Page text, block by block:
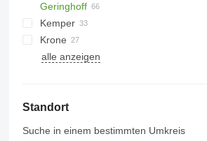
2388
4408
4412
Corio
Jaguar
Orbis
Sunspeed
Kaiman
Rock
S978
SL
MHS
L-series
Geringhoff
HORIZON
PCA
PCA 600
RD
608
C-series
Kemper
Champion
KMS
Krone
EasyCollect
MDD-200
CX
Drago GT
OptiCorn
8244
Corn Champion
alle anzeigen
Standort
Suche in einem bestimmten Umkreis